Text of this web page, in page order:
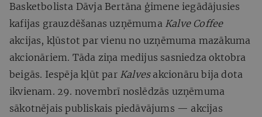
Basketbolista Dāvja Bertāna ģimene iegādājusies
kafijas grauzdēšanas uzņēmuma Kalve Coffee
akcijas, kļūstot par vienu no uzņēmuma mazākuma
akcionāriem. Tāda ziņa medijus sasniedza oktobra
beigās. Iespēja kļūt par Kalvesakcionāru bija dota
ikvienam. 29. novembrī noslēdzās uzņēmuma
sākotnējais publiskais piedāvājums — akcijas